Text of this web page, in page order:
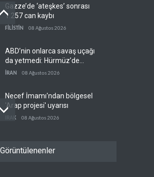
Gazze’de ‘ateşkes’ sonrası
1.257 can kaybı
FİLİSTİN 08 Ağustos 2026
ABD’nin onlarca savaş uçağı
da yetmedi: Hürmüz’de
gemi vuruldu
İRAN 08 Ağustos 2026
Necef İmamı'ndan bölgesel
'Arap projesi' uyarısı
IRAK 08 Ağustos 2026
planı neden çöktü?